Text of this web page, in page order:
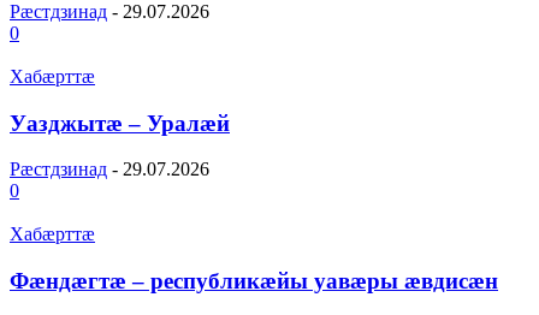
Рæстдзинад - 29.07.2026
0
Хабæрттæ
Уазджытæ – Уралæй
Рæстдзинад - 29.07.2026
0
Хабæрттæ
Фæндæгтæ – республикæйы уавæры æвдисæн